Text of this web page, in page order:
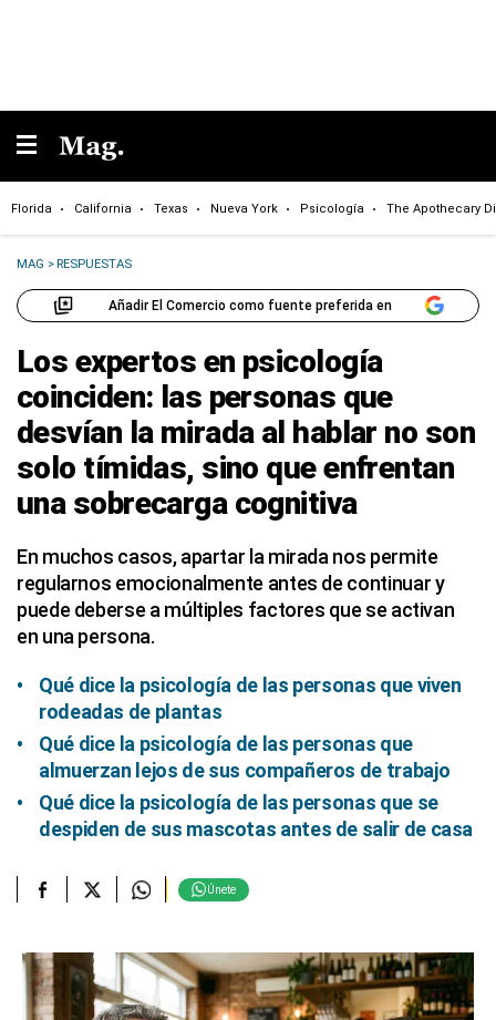
Florida California Texas Nueva York Psicología The Apothecary
MAG >RESPUESTAS
Añadir El Comercio como fuente preferida en
Los expertos en psicología
coinciden: las personas que
desvían la mirada al hablar no son
solo tímidas, sino que enfrentan
una sobrecarga cognitiva
En muchos casos, apartar la mirada nos permite
regularnos emocionalmente antes de continuar y
puede deberse a múltiples factores que se activan
en una persona.
Qué dice la psicología de las personas que viven
rodeadas de plantas
Qué dice la psicología de las personas que
almuerzan lejos de sus compañeros de trabajo
Qué dice la psicología de las personas que se
despiden de sus mascotas antes de salir de casa
Únete